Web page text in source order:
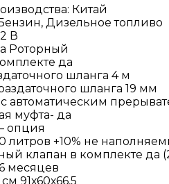
Китай
Дизельное топливо
В
Роторный
да
шланга 4 м
шланга 19 мм
с автоматическим
муфта- да
опция
литров +10% не
клапан в комплекте да
месяцев
91х60х66.5